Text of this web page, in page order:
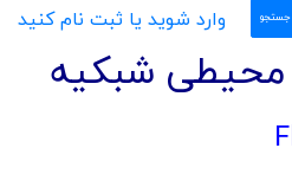
وارد شوید یا ثبت نام کنید
محیطی شبکیه